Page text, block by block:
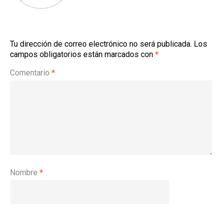
Tu dirección de correo electrónico no será publicada. Los
campos obligatorios están marcados con *
Comentario *
Nombre *